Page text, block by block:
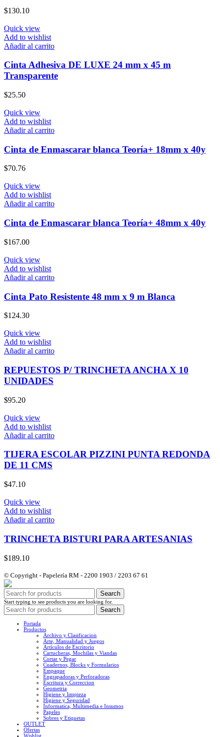
$130.10
Quick view
Add to wishlist
Añadir al carrito
Cinta Adhesiva DE LUXE 24 mm x 45 m
Transparente
$25.50
Quick view
Add to wishlist
Añadir al carrito
Cinta de Enmascarar blanca Teoría+ 18mm x 40y
$70.76
Quick view
Add to wishlist
Añadir al carrito
Cinta de Enmascarar blanca Teoría+ 48mm x 40y
$167.00
Quick view
Add to wishlist
Añadir al carrito
Cinta Pato Resistente 48 mm x 9 m Blanca
$124.30
Quick view
Add to wishlist
Añadir al carrito
REPUESTOS P/ TRINCHETA ANCHA X 10
UNIDADES
$95.20
Quick view
Add to wishlist
Añadir al carrito
TIJERA ESCOLAR PIZZINI PUNTA REDONDA
DE 11 CMS
$47.10
Quick view
Add to wishlist
Añadir al carrito
TRINCHETA BISTURI PARA ARTESANIAS
$189.10
© Copyright - Papelería RM - 2200 1903 / 2203 67 61
Search
Start typing to see products you are looking for.
Search
Portada
Productos
Archivo y Clasificacion
Arte, Manualidad y Juegos
Artículos de Escritorio
Cartucheras, Mochilas y Viandas
Cortar y Pegar
Cuadernos, Blocks y Formularios
Empaque
Engrapadoras y Perforadoras
Escritura y Correccion
Geometria
Higiene y limpieza
Higiene y Seguridad
Informatica, Multimedia e Insumos
Papeles
Sobres y Etiquetas
OUTLET
Ofertas
Wishlist